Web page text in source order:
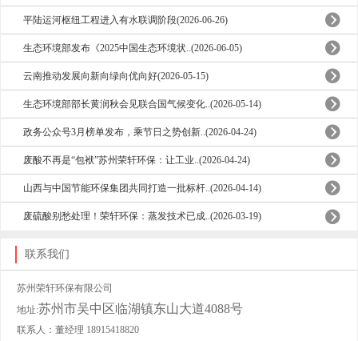
平陆运河枢纽工程进入有水联调阶段(2026-06-26)
生态环境部发布《2025中国生态环境状..(2026-06-05)
云南推动发展向新向绿向优向好(2026-05-15)
生态环境部部长黄润秋会见联合国气候变化..(2026-05-14)
政务公众号3月榜单发布，乘节日之势创新..(2026-04-24)
废酸不再是“包袱”苏州荣轩环保：让工业..(2026-04-24)
山西与中国节能环保集团共同打造一批标杆..(2026-04-14)
废硫酸别愁处理！荣轩环保：蒸发技术已成..(2026-03-19)
联系我们
苏州荣轩环保有限公司
地址:苏州市吴中区临湖镇东山大道4088号
联系人：董经理 18915418820